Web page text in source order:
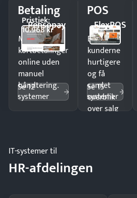
Betaling
Pensopay
Pristjek:
10.968 kr
Modtag
kortbetalinger
online uden
manuel
håndtering.
Se 12
systemer
POS
FlexPOS
Ekspedér
kunderne
hurtigere
og få
samlet
overblik
over salg
Se 15
systemer
IT-systemer til
HR-afdelingen